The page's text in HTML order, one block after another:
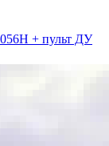
+ пульт ДУ